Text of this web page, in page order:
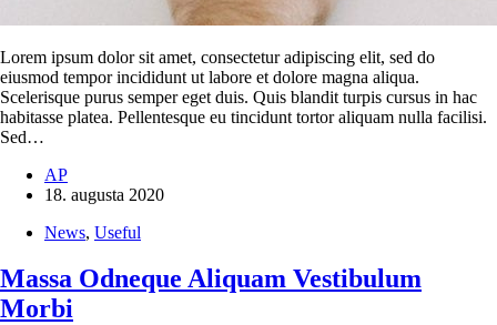
Lorem ipsum dolor sit amet, consectetur adipiscing elit, sed do
eiusmod tempor incididunt ut labore et dolore magna aliqua.
Scelerisque purus semper eget duis. Quis blandit turpis cursus in hac
habitasse platea. Pellentesque eu tincidunt tortor aliquam nulla facilisi.
Sed…
AP
18. augusta 2020
News, Useful
Massa Odneque Aliquam Vestibulum
Morbi